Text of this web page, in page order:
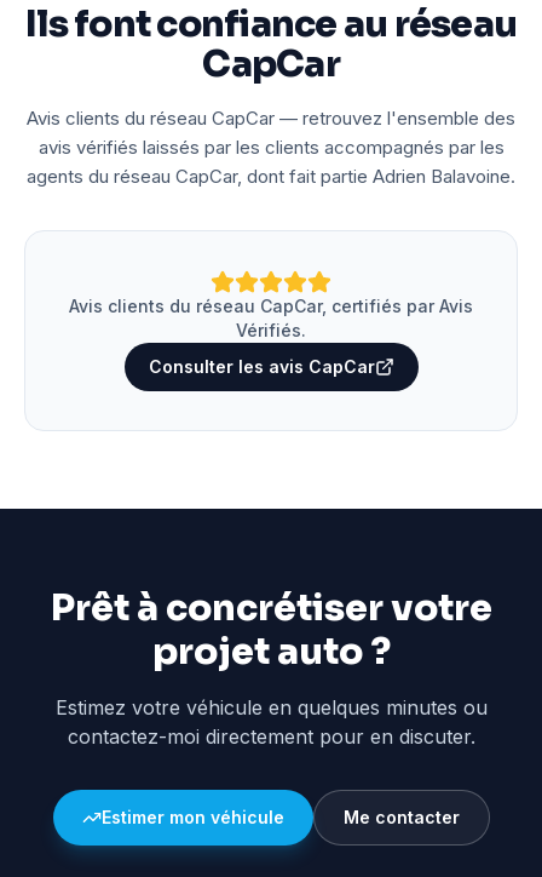
Ils font confiance au réseau
CapCar
Avis clients du réseau CapCar — retrouvez l'ensemble des
avis vérifiés laissés par les clients accompagnés par les
agents du réseau CapCar, dont fait partie Adrien Balavoine.
Avis clients du réseau CapCar, certifiés par Avis
Vérifiés.
Consulter les avis CapCar
Prêt à concrétiser votre
projet auto ?
Estimez votre véhicule en quelques minutes ou
contactez-moi directement pour en discuter.
Estimer mon véhicule Me contacter